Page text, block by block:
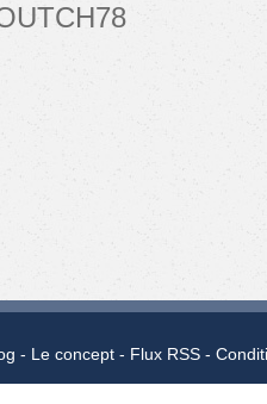
Le concept Flux RSS